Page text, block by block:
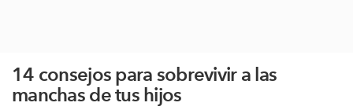
14 consejos para sobrevivir a las
manchas de tus hijos